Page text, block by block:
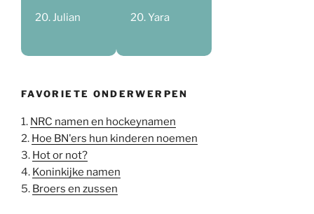
Julian Yara
FAVORIETE ONDERWERPEN
1. NRC namen en hockeynamen
2. Hoe BN'ers hun kinderen noemen
3. Hot or not?
4. Koninkijke namen
5. Broers en zussen